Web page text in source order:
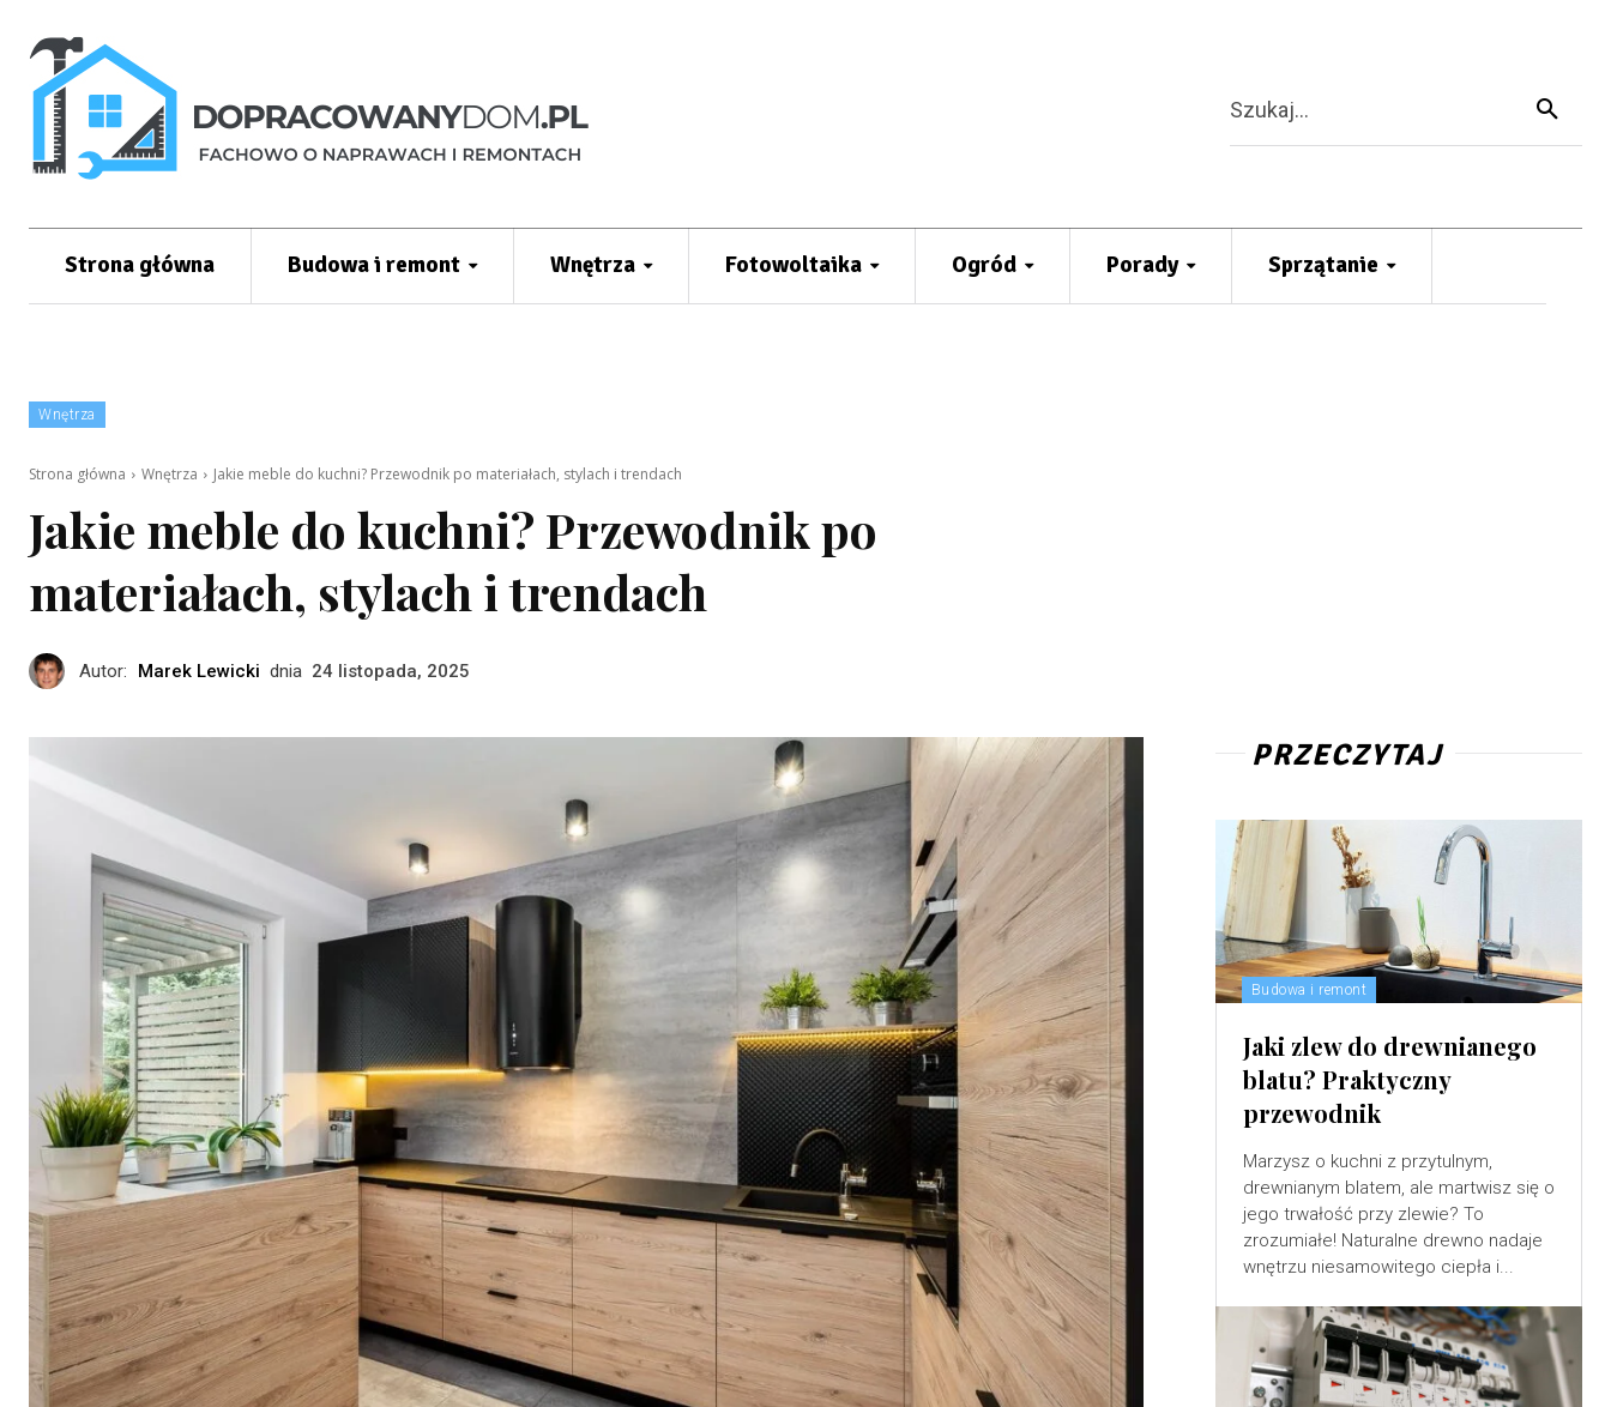
Szukaj...
Strona główna Budowa i remont Wnętrza Fotowoltaika Ogród Porady Sprzątanie
Wnętrza
Strona główna Wnętrza Jakie meble do kuchni? Przewodnik po materiałach, stylach i trendach
Jakie meble do kuchni? Przewodnik po
materiałach, stylach i trendach
Autor: Marek Lewicki dnia 24 listopada, 2025
PRZECZYTAJ
Budowa i remont
Jaki zlew do drewnianego
blatu? Praktyczny
przewodnik
Marzysz o kuchni z przytulnym,
drewnianym blatem, ale martwisz się o
jego trwałość przy zlewie? To
zrozumiałe! Naturalne drewno nadaje
wnętrzu niesamowitego ciepła i...